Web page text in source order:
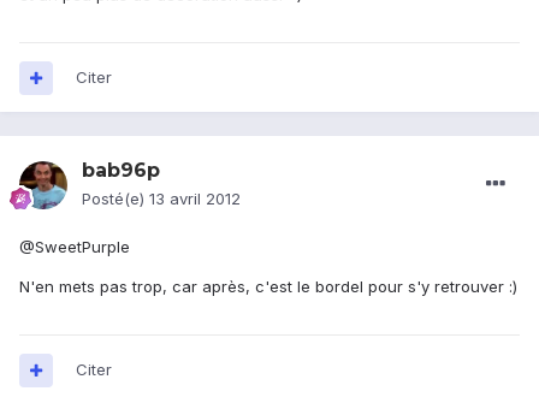
Citer
bab96p
Posté(e) 13 avril 2012
@SweetPurple
N'en mets pas trop, car après, c'est le bordel pour s'y retrouver :)
Citer